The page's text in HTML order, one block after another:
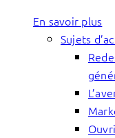
En savoir plus
Sujets